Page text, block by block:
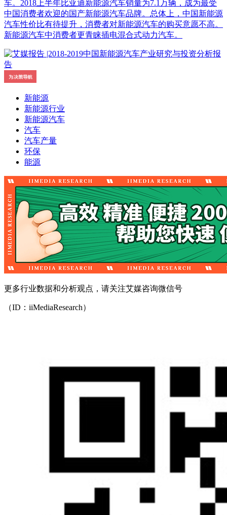
车。2018上半年比亚迪新能源汽车销量为7.1万辆，成为最受
中国消费者欢迎的国产新能源汽车品牌。总体上，中国新能源
汽车性价比有待提升，消费者对新能源汽车的购买意愿不高。
新能源汽车中消费者更青睐插电混合式动力汽车。
新能源
新能源行业
新能源汽车
汽车
汽车产量
环保
能源
更多行业数据和分析观点，请关注艾媒咨询微信号
（ID：iiMediaResearch）